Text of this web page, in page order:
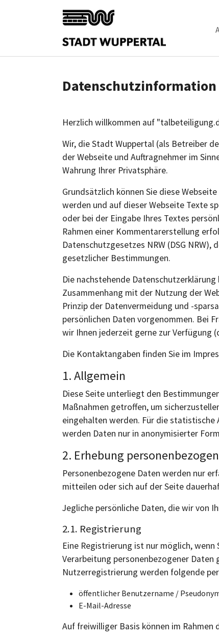
Datenschutzinformation
Herzlich willkommen auf
Wir, die Stadt Wuppertal (als Betreiber
der Webseite und Auftragnehmer im
Wahrung Ihrer Privatsphäre.
Grundsätzlich können Sie diese
werden und auf dieser Webseite Texte
oder bei der Eingabe Ihres Textes
Rahmen einer Kommentarerstellung
Datenschutzgesetzes NRW (DSG
gesetzlicher Bestimmungen.
Die nachstehende
Zusammenhang mit der Nutzung der
Prinzip der Datenvermeidung und -
persönlichen Daten vorgenommen. Bei
wir Ihnen jederzeit gerne zur Verfügung
Die Kontaktangaben finden Sie im
1. Allgemein
Diese Seite unterliegt den
Maßnahmen getroffen, um
eingehalten werden. Für die statistische
werden Daten nur in anonymisierter
2. Erhebung
Personenbezogene Daten werden nur
mitteilen oder sich auf der Seite
Jegliche persönliche Daten, die wir von
2.1. Registrierung
Eine Registrierung ist nur möglich,
Verarbeitung personenbezogener
Nutzerregistrierung werden folgende
öffentlicher Benutzername /
E-Mail-Adresse
Auf freiwilliger Basis können im